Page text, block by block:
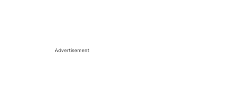
Advertisement